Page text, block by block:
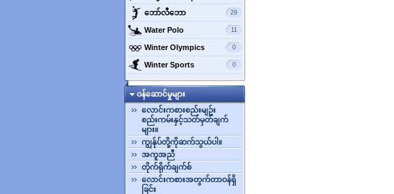
‌ဘော်လီ‌ဘော 29
‌Water Polo 11
‌Winter Olympics 0
‌Winter Sports 0
ဝန်ဆောင်မှုများ
လောင်းကစားစည်းမျဥ်း
စည်းကမ်းနှင့်သတ်မှတ်ချက်
များ။
ကျွန်ုပ်တို့ကိုဆက်သွယ်ပါ။
အကူအညီ
တိုက်ရိုက်ချက်စ်
လောင်းကစားအတွက်တာဝန်ရှိ
ခြင်း